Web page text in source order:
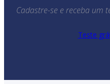
Cadastre-se e receba um
Teste